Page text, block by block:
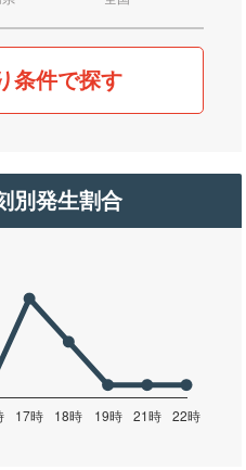
条件で探す
別発生割合